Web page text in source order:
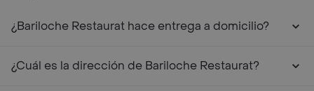
¿Bariloche Restaurat hace entrega a domicilio?
¿Cuál es la dirección de Bariloche Restaurat?